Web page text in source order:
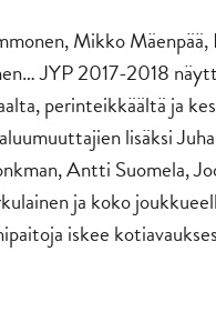
Mikko Mäenpää,
JYP 2017-2018
perinteikkäältä ja
lisäksi
Antti Suomela,
ja koko
iskee